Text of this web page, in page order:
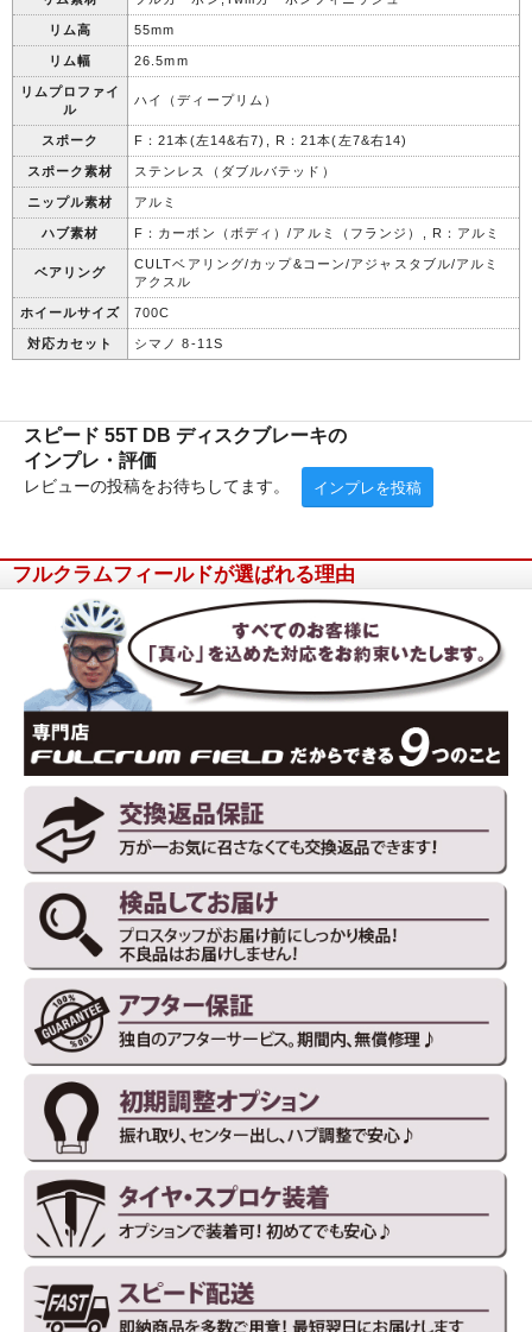
リム高 55mm
リム幅 26.5mm
リムプロファイ
ル
ハイ（ディープリム）
スポーク F：21本(左14&右7), R：21本(左7&右14)
スポーク素材 ステンレス（ダブルバテッド）
ニップル素材 アルミ
ハブ素材 F：カーボン（ボディ）/アルミ（フランジ）, R：アルミ
ベアリング
CULTベアリング/カップ&コーン/アジャスタブル/アルミ
アクスル
ホイールサイズ 700C
対応カセット シマノ 8-11S
スピード 55T DB ディスクブレーキの
インプレ・評価
レビューの投稿をお待ちしてます。 インプレを投稿
フルクラムフィールドが選ばれる理由